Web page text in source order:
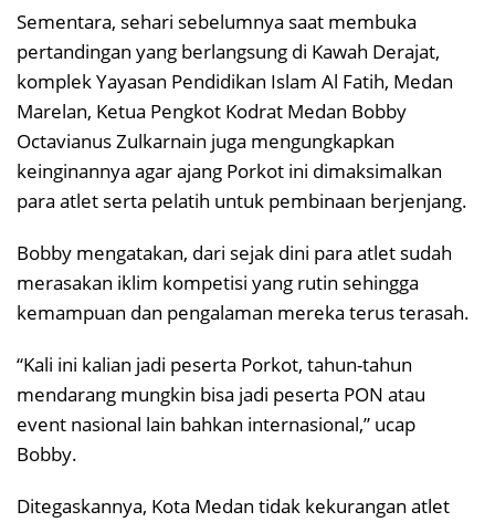
Sementara, sehari sebelumnya saat membuka
pertandingan yang berlangsung di Kawah Derajat,
komplek Yayasan Pendidikan Islam Al Fatih, Medan
Marelan, Ketua Pengkot Kodrat Medan Bobby
Octavianus Zulkarnain juga mengungkapkan
keinginannya agar ajang Porkot ini dimaksimalkan
para atlet serta pelatih untuk pembinaan berjenjang.
Bobby mengatakan, dari sejak dini para atlet sudah
merasakan iklim kompetisi yang rutin sehingga
kemampuan dan pengalaman mereka terus terasah.
“Kali ini kalian jadi peserta Porkot, tahun-tahun
mendarang mungkin bisa jadi peserta PON atau
event nasional lain bahkan internasional,” ucap
Bobby.
Ditegaskannya, Kota Medan tidak kekurangan atlet